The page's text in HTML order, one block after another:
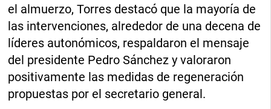
el almuerzo, Torres destacó que la mayoría de
las intervenciones, alrededor de una decena de
líderes autonómicos, respaldaron el mensaje
del presidente Pedro Sánchez y valoraron
positivamente las medidas de regeneración
propuestas por el secretario general.